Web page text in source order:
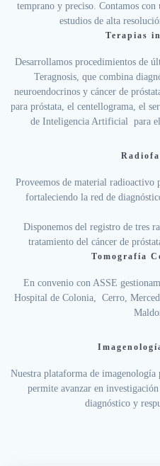
temprano y preciso. Contamos con
estudios de alta
Terapias
Desarrollamos procedimientos de
Teragnosis, que combina
neuroendocrinos y cáncer de
para próstata, el centellograma, el
de Inteligencia Artificial para el
Proveemos de material radioactivo
fortaleciendo la red de
Disponemos del registro de tres
tratamiento del cáncer de
Tomografía
En convenio con ASSE
Hospital de Colonia, Cerro,
Nuestra plataforma de
permite avanzar en
diagnóstico y